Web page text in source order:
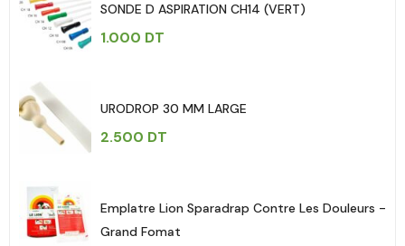
SONDE D ASPIRATION CH14 (VERT)
1.000 DT
URODROP 30 MM LARGE
2.500 DT
Emplatre Lion Sparadrap Contre Les Douleurs -
Grand Fomat